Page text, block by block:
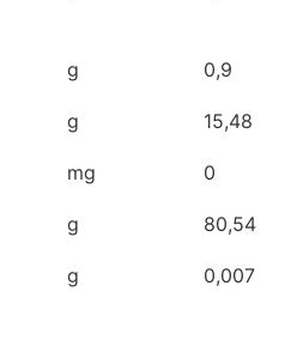
g 0,9
g 15,48
mg 0
g 80,54
g 0,007